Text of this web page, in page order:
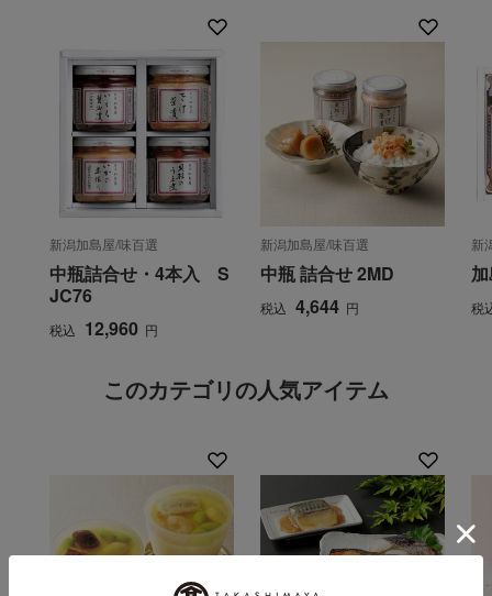
新潟加島屋/味百選
中瓶詰合せ・4本入 S
JC76
税込 12,960 円
新潟加島屋/味百選
中瓶 詰合せ 2MD
税込 4,644 円
新
税
このカテゴリの人気アイテム